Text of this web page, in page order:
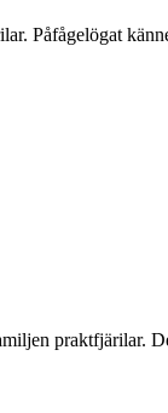
Påfågelögat
praktfjärilar.